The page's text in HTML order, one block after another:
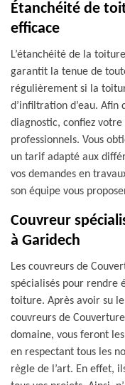
Étanchéité de
efficace
L’étanchéité de la
garantit la tenue de
régulièrement si la
d’infiltration d’eau.
diagnostic, confiez
professionnels. Vous
un tarif adapté aux
vos demandes en
son équipe vous
Couvreur
à Garidech
Les couvreurs de
spécialisés pour rendre
toiture. Après avoir su
couvreurs de
domaine, vous feront
en respectant tous les
règle de l’art. En effet,